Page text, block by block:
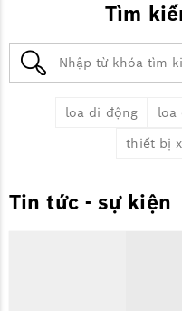
Tìm
loa di động loa
thiết bị
Tin tức - sự kiện